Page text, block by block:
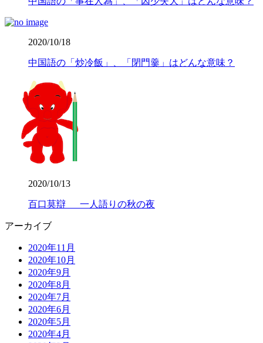
2020/10/18
中国語の「炒冷飯」、「閉門羹」はどんな意味？
2020/10/13
百口莫辯 一人語りの秋の夜
アーカイブ
2020年11月
2020年10月
2020年9月
2020年8月
2020年7月
2020年6月
2020年5月
2020年4月